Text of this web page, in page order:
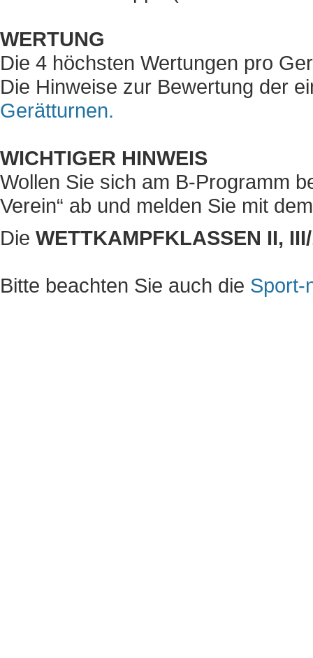
WERTUNG
Die 4 höchsten Wertungen pro
Die Hinweise zur Bewertung der
Gerätturnen.
WICHTIGER HINWEIS
Wollen Sie sich am B-Programm
Verein“ ab und melden Sie mit
Die WETTKAMPFKLASSEN II,
Bitte beachten Sie auch die Sport-